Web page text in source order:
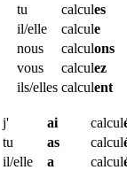
tu
calcules
il/elle
calcule
nous
calculons
vous
calculez
ils/elles calculent
j'
ai calcul
tu
as calcul
il/elle
a calcul